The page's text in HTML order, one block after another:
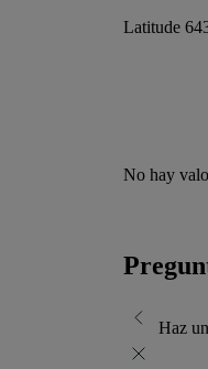
Latitude
No hay
Haz